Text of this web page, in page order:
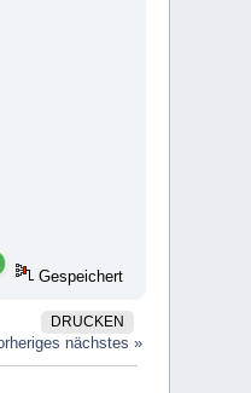
Gespeichert
DRUCKEN
nächstes »